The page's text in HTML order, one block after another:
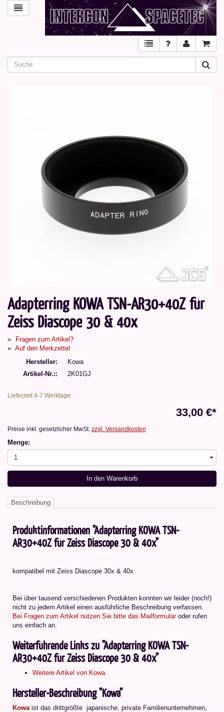
Adapterring KOWA TSN-AR30+40Z für
Zeiss Diascope 30 & 40x
Fragen zum Artikel?
Auf den Merkzettel
Hersteller
Kowa
Artikel-Nr.:
2K01GJ
Lieferzeit 4-7 Werktage
33,00 €*
Preise inkl. gesetzlicher MwSt. zzgl. Versandkosten
Menge:
1
In den Warenkorb
Beschreibung
Produktinformationen "Adapterring KOWA TSN-
AR30+40Z für Zeiss Diascope 30 & 40x"
kompatibel mit Zeiss Diascope 30x & 40x
Bei über tausend verschiedenen Produkten konnten wir leider (noch!)
nicht zu jedem Artikel einen ausführliche Beschreibung verfassen.
Bei Fragen zum Artikel nutzen Sie bitte das Mailformularoder rufen
uns einfach an.
Weiterführende Links zu "Adapterring KOWA TSN-
AR30+40Z für Zeiss Diascope 30 & 40x"
Weitere Artikel von Kowa
Hersteller-Beschreibung "Kowa"
Kowa ist das drittgrößte japanische, private Familienunternehmen,